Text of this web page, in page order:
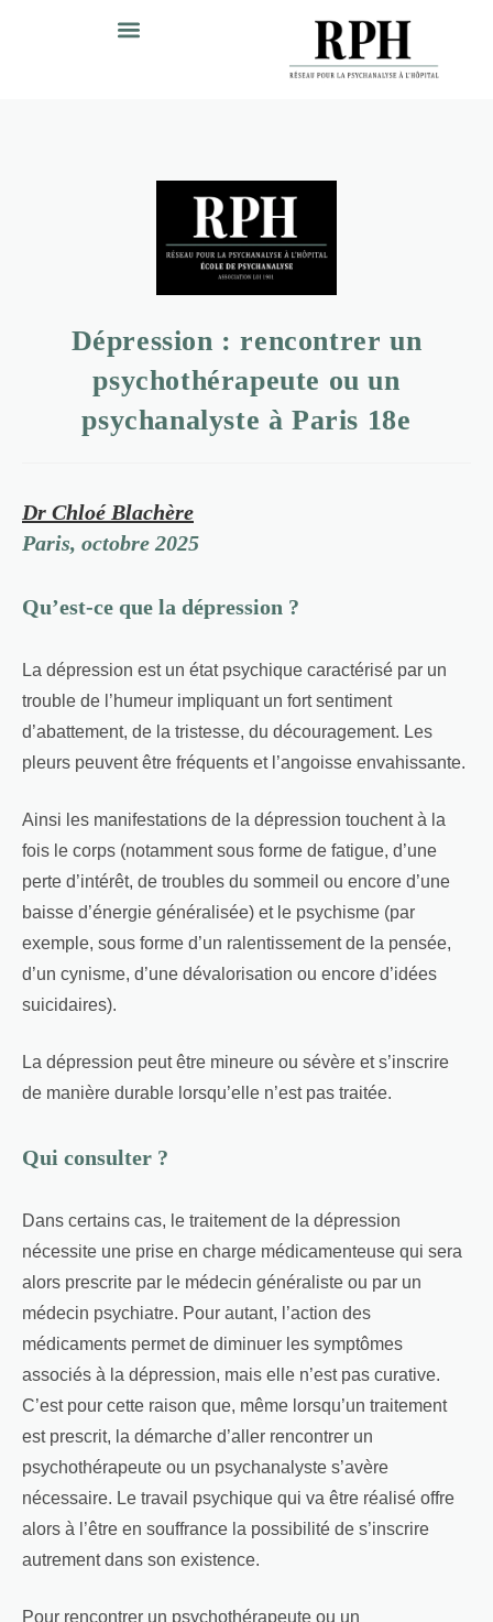
Dépression : rencontrer un
psychothérapeute ou un
psychanalyste à Paris 18e
Dr Chloé Blachère
Paris, octobre 2025
Qu’est-ce que la dépression ?
La dépression est un état psychique caractérisé par un
trouble de l’humeur impliquant un fort sentiment
d’abattement, de la tristesse, du découragement. Les
pleurs peuvent être fréquents et l’angoisse envahissante.
Ainsi les manifestations de la dépression touchent à la
fois le corps (notamment sous forme de fatigue, d’une
perte d’intérêt, de troubles du sommeil ou encore d’une
baisse d’énergie généralisée) et le psychisme (par
exemple, sous forme d’un ralentissement de la pensée,
d’un cynisme, d’une dévalorisation ou encore d’idées
suicidaires).
La dépression peut être mineure ou sévère et s’inscrire
de manière durable lorsqu’elle n’est pas traitée.
Qui consulter ?
Dans certains cas, le traitement de la dépression
nécessite une prise en charge médicamenteuse qui sera
alors prescrite par le médecin généraliste ou par un
médecin psychiatre. Pour autant, l’action des
médicaments permet de diminuer les symptômes
associés à la dépression, mais elle n’est pas curative.
C’est pour cette raison que, même lorsqu’un traitement
est prescrit, la démarche d’aller rencontrer un
psychothérapeute ou un psychanalyste s’avère
nécessaire. Le travail psychique qui va être réalisé offre
alors à l’être en souffrance la possibilité de s’inscrire
autrement dans son existence.
Pour rencontrer un psychothérapeute ou un